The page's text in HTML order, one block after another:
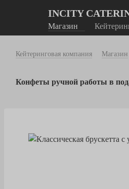
INCITY
Магазин
Кейтеринговая компания Магазин
Конфеты ручной работы в